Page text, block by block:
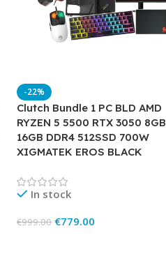
-22%
Clutch Bundle 1 PC BLD AMD
RYZEN 5 5500 RTX 3050 8GB
16GB DDR4 512SSD 700W
XIGMATEK EROS BLACK
In stock
€999.00 €779.00